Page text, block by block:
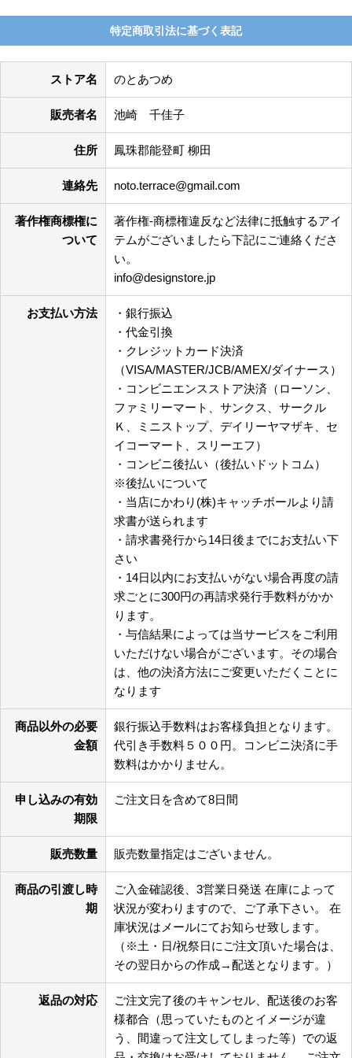
特定商取引法に基づく表記
ストア名 のとあつめ
販売者名 池崎 千佳子
住所 鳳珠郡能登町 柳田
連絡先 noto.terrace@gmail.com
著作権商標権に
ついて
著作権-商標権違反など法律に抵触するアイ
テムがございましたら下記にご連絡くださ
い。
info@designstore.jp
お支払い方法
・銀行振込
・代金引換
・クレジットカード決済
（VISA/MASTER/JCB/AMEX/ダイナース）
・コンビニエンスストア決済（ローソン、
ファミリーマート、サンクス、サークル
Ｋ、ミニストップ、デイリーヤマザキ、セ
イコーマート、スリーエフ）
・コンビニ後払い（後払いドットコム）
※後払いについて
・当店にかわり(株)キャッチボールより請
求書が送られます
・請求書発行から14日後までにお支払い下
さい
・14日以内にお支払いがない場合再度の請
求ごとに300円の再請求発行手数料がかか
ります。
・与信結果によっては当サービスをご利用
いただけない場合がございます。その場合
は、他の決済方法にご変更いただくことに
なります
商品以外の必要
金額
銀行振込手数料はお客様負担となります。
代引き手数料５００円。コンビニ決済に手
数料はかかりません。
申し込みの有効
期限
ご注文日を含めて8日間
販売数量 販売数量指定はございません。
商品の引渡し時
期
ご入金確認後、3営業日発送 在庫によって
状況が変わりますので、ご了承下さい。 在
庫状況はメールにてお知らせ致します。
（※土・日/祝祭日にご注文頂いた場合は、
その翌日からの作成→配送となります。）
返品の対応
ご注文完了後のキャンセル、配送後のお客
様都合（思っていたものとイメージが違
う、間違って注文してしまった等）での返